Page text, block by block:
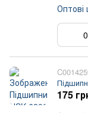
Оптові
175